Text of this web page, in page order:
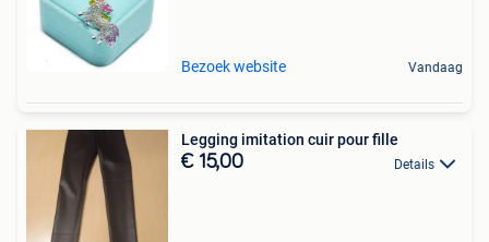
Bezoek website Vandaag
Legging imitation cuir pour fille
€ 15,00 Details